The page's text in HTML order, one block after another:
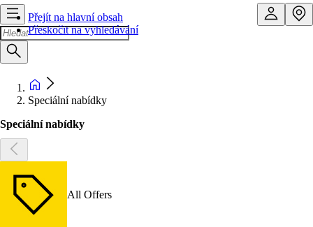
Přejít na hlavní obsah
Přeskočit na vyhledávání
Speciální nabídky
Speciální nabídky
All Offers